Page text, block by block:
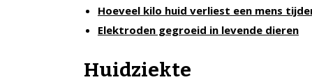
Hoeveel kilo huid verliest een mens
Elektroden gegroeid in levende dieren
Huidziekte